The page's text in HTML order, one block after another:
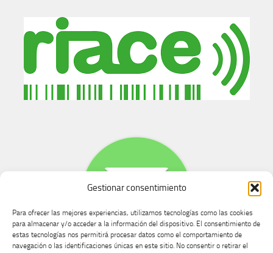
Gestionar consentimiento
Para ofrecer las mejores experiencias, utilizamos tecnologías como las cookies
para almacenar y/o acceder a la información del dispositivo. El consentimiento de
estas tecnologías nos permitirá procesar datos como el comportamiento de
navegación o las identificaciones únicas en este sitio. No consentir o retirar el